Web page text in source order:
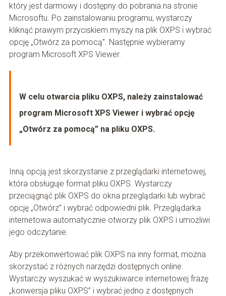
który jest darmowy i dostępny do pobrania na stronie
Microsoftu. Po zainstalowaniu programu, wystarczy
kliknąć prawym przyciskiem myszy na plik OXPS i wybrać
opcję „Otwórz za pomocą”. Następnie wybieramy
program Microsoft XPS Viewer.
W celu otwarcia pliku OXPS, należy zainstalować
program Microsoft XPS Viewer i wybrać opcję
„Otwórz za pomocą” na pliku OXPS.
Inną opcją jest skorzystanie z przeglądarki internetowej,
która obsługuje format pliku OXPS. Wystarczy
przeciągnąć plik OXPS do okna przeglądarki lub wybrać
opcję „Otwórz” i wybrać odpowiedni plik. Przeglądarka
internetowa automatycznie otworzy plik OXPS i umożliwi
jego odczytanie.
Aby przekonwertować plik OXPS na inny format, można
skorzystać z różnych narzędzi dostępnych online.
Wystarczy wyszukać w wyszukiwarce internetowej frazę
„konwersja pliku OXPS” i wybrać jedno z dostępnych